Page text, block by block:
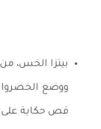
بيتزا الخس،
ووضع
قص حكاية على